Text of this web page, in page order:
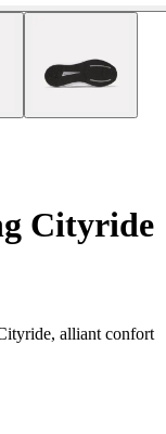
Cityride
alliant confort